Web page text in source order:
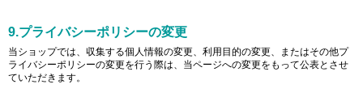
9.プライバシーポリシーの変更
当ショップでは、収集する個人情報の変更、利用目的の変更、またはその他プ
ライバシーポリシーの変更を行う際は、当ページへの変更をもって公表とさせ
ていただきます。